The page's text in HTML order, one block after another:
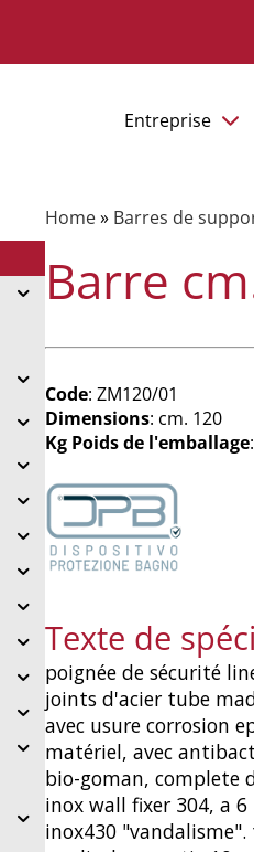
Entreprise
Home» Barres de
Barre
Code: ZM120/01
Dimensions: cm. 120
Kg Poids de l'emballage
Texte de
poignée de sécurité
joints d'acier tube
avec usure corrosion
matériel, avec
bio-goman, complete
inox wall fixer 304, a
inox430